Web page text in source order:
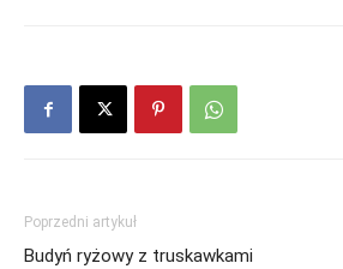
Poprzedni artykuł
Budyń ryżowy z truskawkami